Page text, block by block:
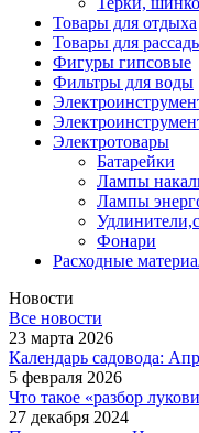
Товары для отдыха
Товары для
Фигуры гипсовые
Фильтры для воды
Электротовары
Батарейки
Лампы
Лампы
Фонари
Расходные
Новости
Все новости
23 марта 2026
Календарь садовода:
5 февраля 2026
Что такое «разбор
27 декабря 2024